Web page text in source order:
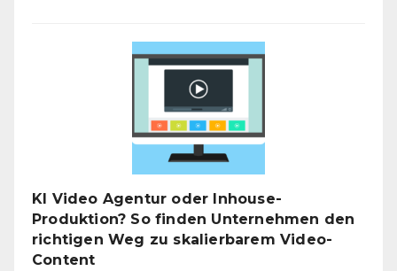
den
Mittelstand:
jetzt
der
richtige
Zeitpunkt
eine
unternehmensweite
KI-
KI Video Agentur oder Inhouse-
Produktion? So finden Unternehmen den
richtigen Weg zu skalierbarem Video-
Content